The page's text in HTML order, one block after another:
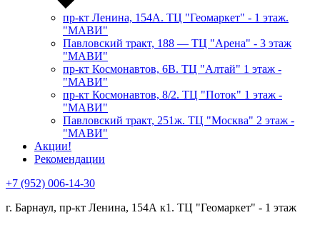
пр-кт Ленина, 154А. ТЦ "Геомаркет" - 1 этаж.
"МАВИ"
​Павловский тракт, 188 — ТЦ "Арена" - 3 этаж
"МАВИ"
пр-кт Космонавтов, 6В. ТЦ "Алтай" 1 этаж -
"МАВИ"
пр-кт Космонавтов, 8/2. ТЦ "Поток" 1 этаж -
"МАВИ"
Павловский тракт, 251ж. ТЦ "Москва" 2 этаж -
"МАВИ"
Акции!
Рекомендации
+7 (952) 006-14-30
г. Барнаул, пр-кт Ленина, 154А к1. ТЦ "Геомаркет" - 1 этаж